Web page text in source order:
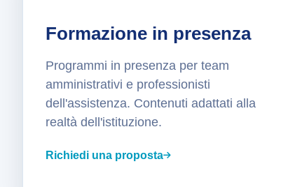
Formazione in presenza
Programmi in presenza per team
amministrativi e professionisti
dell'assistenza. Contenuti adattati alla
realtà dell'istituzione.
Richiedi una proposta